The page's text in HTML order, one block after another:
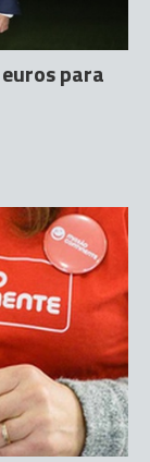
para